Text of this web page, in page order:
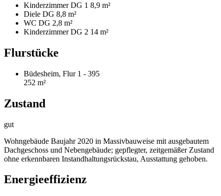
Kinderzimmer DG 1 8,9 m²
Diele DG 8,8 m²
WC DG 2,8 m²
Kinderzimmer DG 2 14 m²
Flurstücke
Büdesheim, Flur 1 - 395
252 m²
Zustand
gut
Wohngebäude Baujahr 2020 in Massivbauweise mit ausgebautem
Dachgeschoss und Nebengebäude; gepflegter, zeitgemäßer Zustand
ohne erkennbaren Instandhaltungsrückstau, Ausstattung gehoben.
Energieeffizienz